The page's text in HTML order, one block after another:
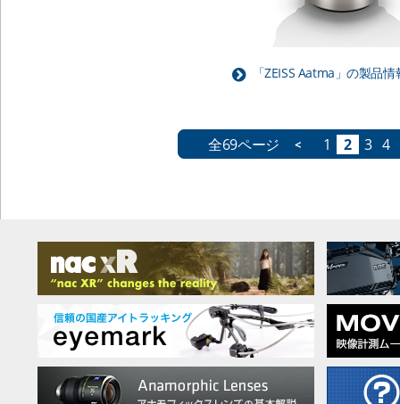
「ZEISS Aatma」の製品
全69ページ < 1 2 3 4